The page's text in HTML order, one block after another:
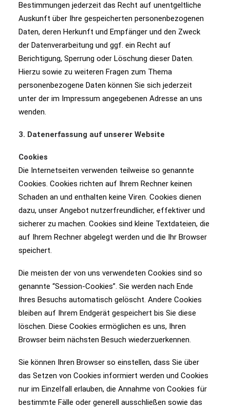
Bestimmungen jederzeit das Recht auf unentgeltliche
Auskunft über Ihre gespeicherten personenbezogenen
Daten, deren Herkunft und Empfänger und den Zweck
der Datenverarbeitung und ggf. ein Recht auf
Berichtigung, Sperrung oder Löschung dieser Daten.
Hierzu sowie zu weiteren Fragen zum Thema
personenbezogene Daten können Sie sich jederzeit
unter der im Impressum angegebenen Adresse an uns
wenden.
3. Datenerfassung auf unserer Website
Cookies
Die Internetseiten verwenden teilweise so genannte
Cookies. Cookies richten auf Ihrem Rechner keinen
Schaden an und enthalten keine Viren. Cookies dienen
dazu, unser Angebot nutzerfreundlicher, effektiver und
sicherer zu machen. Cookies sind kleine Textdateien, die
auf Ihrem Rechner abgelegt werden und die Ihr Browser
speichert.
Die meisten der von uns verwendeten Cookies sind so
genannte “Session-Cookies”. Sie werden nach Ende
Ihres Besuchs automatisch gelöscht. Andere Cookies
bleiben auf Ihrem Endgerät gespeichert bis Sie diese
löschen. Diese Cookies ermöglichen es uns, Ihren
Browser beim nächsten Besuch wiederzuerkennen.
Sie können Ihren Browser so einstellen, dass Sie über
das Setzen von Cookies informiert werden und Cookies
nur im Einzelfall erlauben, die Annahme von Cookies für
bestimmte Fälle oder generell ausschließen sowie das